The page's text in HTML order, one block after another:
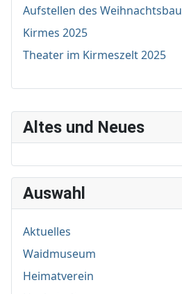
Altes und Neues
Auswahl
Aktuelles
Waidmuseum
Heimatverein
Aufstellen des
Kirmes 2025
Theater im Kirmeszelt 2025